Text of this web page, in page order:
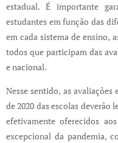
estadual. É importante
estudantes em função das
em cada sistema de ensino,
todos que participam das
e nacional.
Nesse sentido, as
de 2020 das escolas
efetivamente oferecidos
excepcional da pandemia,